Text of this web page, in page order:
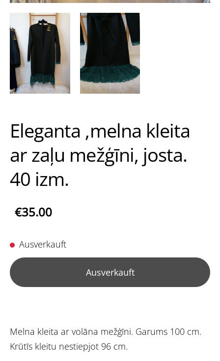
Eleganta ,melna kleita
ar zaļu mežģīni, josta.
40 izm.
€35.00
Ausverkauft
Ausverkauft
Melna kleita ar volāna mežģīni. Garums 100 cm.
Krūtīs kleitu nestiepjot 96 cm.